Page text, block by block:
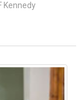
Kennedy